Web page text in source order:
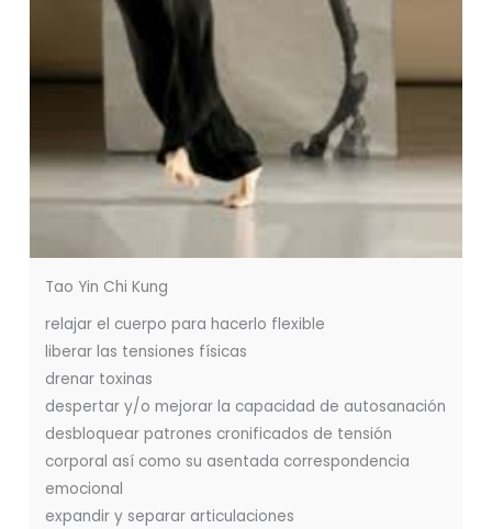
Tao Yin Chi Kung
relajar el cuerpo para hacerlo flexible
liberar las tensiones físicas
drenar toxinas
despertar y/o mejorar la capacidad de autosanación
desbloquear patrones cronificados de tensión
corporal así como su asentada correspondencia
emocional
expandir y separar articulaciones